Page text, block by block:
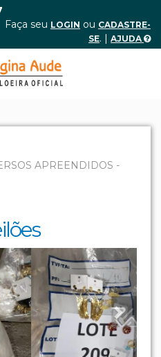
Faça seu LOGIN ou CADASTRE-
SE. | AJUDA
APREENDIDOS -
Next